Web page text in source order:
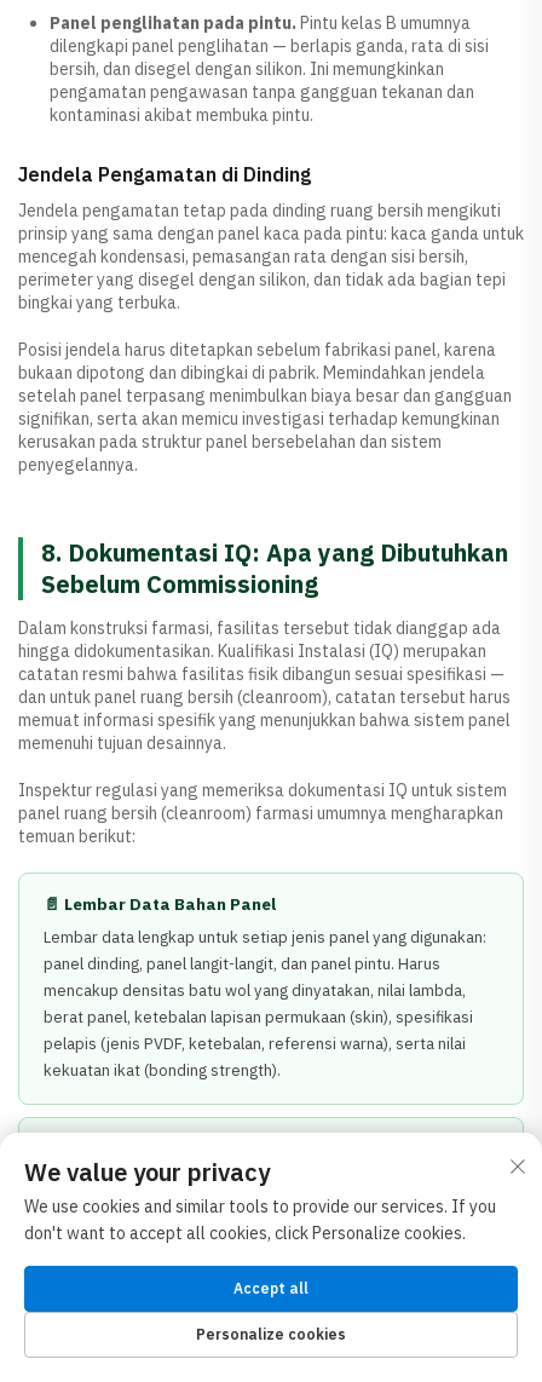
Panel penglihatan pada pintu. Pintu kelas B umumnya
dilengkapi panel penglihatan — berlapis ganda, rata di sisi
bersih, dan disegel dengan silikon. Ini memungkinkan
pengamatan pengawasan tanpa gangguan tekanan dan
kontaminasi akibat membuka pintu.
Jendela Pengamatan di Dinding
Jendela pengamatan tetap pada dinding ruang bersih mengikuti
prinsip yang sama dengan panel kaca pada pintu: kaca ganda untuk
mencegah kondensasi, pemasangan rata dengan sisi bersih,
perimeter yang disegel dengan silikon, dan tidak ada bagian tepi
bingkai yang terbuka.
Posisi jendela harus ditetapkan sebelum fabrikasi panel, karena
bukaan dipotong dan dibingkai di pabrik. Memindahkan jendela
setelah panel terpasang menimbulkan biaya besar dan gangguan
signifikan, serta akan memicu investigasi terhadap kemungkinan
kerusakan pada struktur panel bersebelahan dan sistem
penyegelannya.
8. Dokumentasi IQ: Apa yang Dibutuhkan
Sebelum Commissioning
Dalam konstruksi farmasi, fasilitas tersebut tidak dianggap ada
hingga didokumentasikan. Kualifikasi Instalasi (IQ) merupakan
catatan resmi bahwa fasilitas fisik dibangun sesuai spesifikasi —
dan untuk panel ruang bersih (cleanroom), catatan tersebut harus
memuat informasi spesifik yang menunjukkan bahwa sistem panel
memenuhi tujuan desainnya.
Inspektur regulasi yang memeriksa dokumentasi IQ untuk sistem
panel ruang bersih (cleanroom) farmasi umumnya mengharapkan
temuan berikut:
📄 Lembar Data Bahan Panel
Lembar data lengkap untuk setiap jenis panel yang digunakan:
panel dinding, panel langit-langit, dan panel pintu. Harus
mencakup densitas batu wol yang dinyatakan, nilai lambda,
berat panel, ketebalan lapisan permukaan (skin), spesifikasi
pelapis (jenis PVDF, ketebalan, referensi warna), serta nilai
kekuatan ikat (bonding strength).
Sertifikat reaksi terhadap api EN 13501-1 yang menunjukkan
klasifikasi A1, dikeluarkan oleh laboratorium pengujian pihak
ketiga yang terakreditasi. Secara terpisah, sertifikat pengujian
ketahanan api EN 1364 yang menunjukkan peringkat REI jika
ditentukan. Kedua sertifikat tersebut harus sesuai dengan
produk panel spesifik yang disuplai, bukan produk serupa.
We value your privacy
We use cookies and similar tools to provide our services. If you
don't want to accept all cookies, click Personalize cookies.
Personalize cookies
Accept all